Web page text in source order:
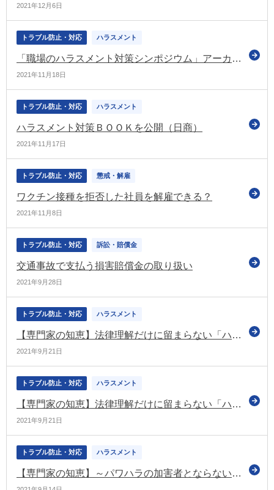
2021年12月6日
トラブル防止・対応 ハラスメント
「職場のハラスメント対策シンポジウム」アーカイブ動画を掲載（あかるい職場応援団）
2021年11月18日
トラブル防止・対応 ハラスメント
ハラスメント対策ＢＯＯＫを公開（日商）
2021年11月17日
トラブル防止・対応 懲戒・解雇
ワクチン接種を拒否した社員を解雇できる？
2021年11月8日
トラブル防止・対応 訴訟・賠償金
交通事故で支払う損害賠償金の取り扱い
2021年9月28日
トラブル防止・対応 ハラスメント
【専門家の知恵】法律理解だけに留まらない「ハラスメント防止研修」を企画する上でのポイントは？ (2)
2021年9月21日
トラブル防止・対応 ハラスメント
【専門家の知恵】法律理解だけに留まらない「ハラスメント防止研修」を企画する上でのポイントは？
2021年9月21日
トラブル防止・対応 ハラスメント
【専門家の知恵】～パワハラの加害者とならないために～ パワハラを起こすリスクが高い行動パターンとは？